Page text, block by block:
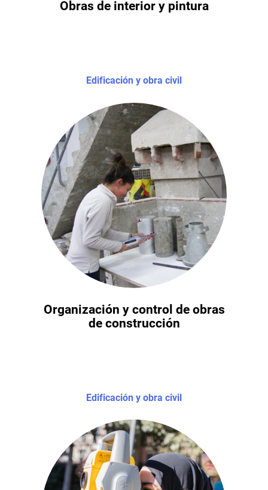
Obras de interior y pintura
Organización y control de obras
de construcción
Edificación y obra civil
Edificación y obra civil